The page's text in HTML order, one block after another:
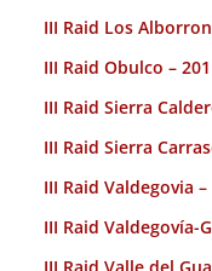
III Raid Los
III Raid Obulco –
III Raid Sierra
III Raid Sierra
III Raid Valdegovia –
III Raid Valdegovía-
III Raid Valle del